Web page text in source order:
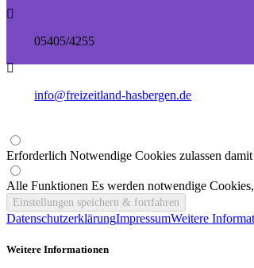
05405/4255
info@freizeitland-hasbergen.de
Erforderlich Notwendige Cookies zulassen
Alle Funktionen Es werden notwendige
DatenschutzerklärungImpressumWeitere
Weitere Informationen